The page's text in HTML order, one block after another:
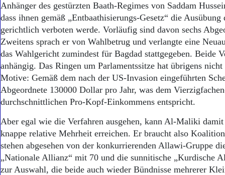
Start
Wer wir sind
Aktuelle Ausgabe
Abonnenten-Login
Abonnent werden
Abo Prämien
Archiv
Mediadaten
Kontakt
Impressum
Datenschutz
Anhänger des gestürzten Baath-Regimes von Saddam
dass ihnen gemäß „Entbaathisierungs-Gesetz“ die Ausübung
gerichtlich verboten werde. Vorläufig sind davon sechs
Zweitens sprach er von Wahlbetrug und verlangte eine
das Wahlgericht zumindest für Bagdad stattgegeben. Beide
anhängig. Das Ringen um Parlamentssitze hat übrigens
Motive: Gemäß dem nach der US-Invasion eingeführten
Abgeordnete 130000 Dollar pro Jahr, was dem
durchschnittlichen Pro-Kopf-Einkommens entspricht.
Aber egal wie die Verfahren ausgehen, kann Al-Maliki damit
knappe relative Mehrheit erreichen. Er braucht also
stehen abgesehen von der konkurrierenden Allawi-Gruppe
„Nationale Allianz“ mit 70 und die sunnitische „Kurdische
zur Auswahl, die beide auch wieder Bündnisse mehrerer